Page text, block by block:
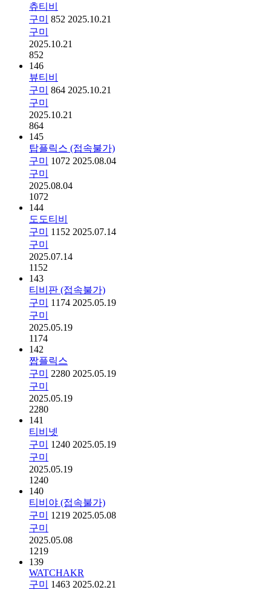
츄티비
구미
852 2025.10.21
구미
2025.10.21
852
146
뷰티비
구미
864 2025.10.21
구미
2025.10.21
864
145
탑플릭스 (접속불가)
구미
1072 2025.08.04
구미
2025.08.04
1072
144
도도티비
구미
1152 2025.07.14
구미
2025.07.14
1152
143
티비판 (접속불가)
구미
1174 2025.05.19
구미
2025.05.19
1174
142
짭플릭스
구미
2280 2025.05.19
구미
2025.05.19
2280
141
티비넷
구미
1240 2025.05.19
구미
2025.05.19
1240
140
티비야 (접속불가)
구미
1219 2025.05.08
구미
2025.05.08
1219
139
WATCHAKR
구미
1463 2025.02.21